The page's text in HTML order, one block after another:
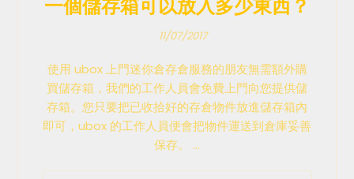
一個儲存箱可以放入多少東西？
11/07/2017
使用 ubox 上門迷你倉存倉服務的朋友無需額外購
買儲存箱，我們的工作人員會免費上門向您提供儲
存箱。您只要把已收拾好的存倉物件放進儲存箱內
即可，ubox 的工作人員便會把物件運送到倉庫妥善
保存。 ...